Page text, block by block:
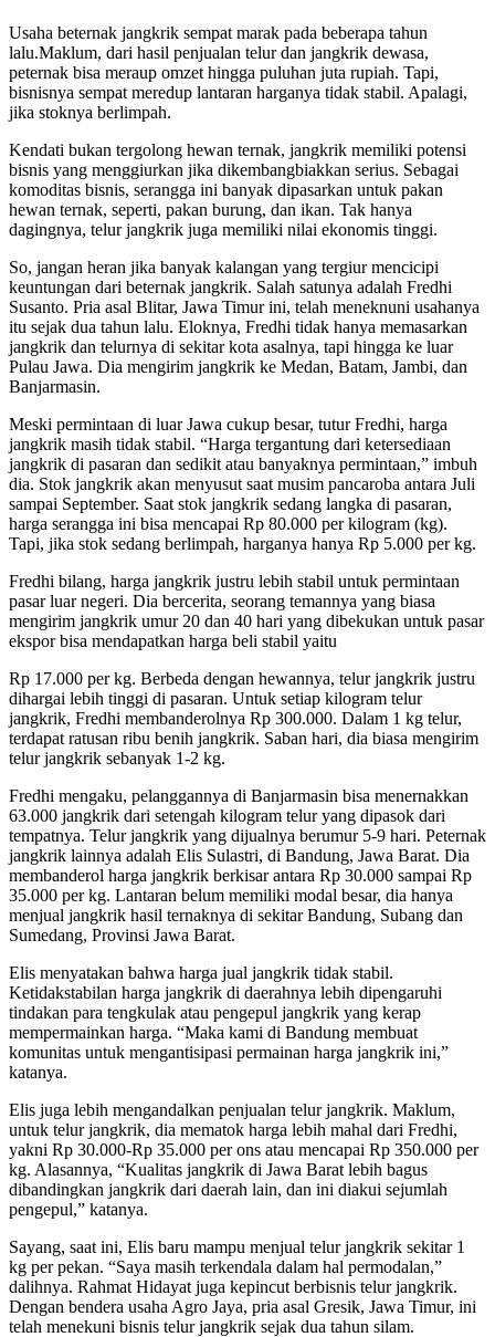
Usaha beternak jangkrik sempat marak pada beberapa tahun
lalu.Maklum, dari hasil penjualan telur dan jangkrik dewasa,
peternak bisa meraup omzet hingga puluhan juta rupiah. Tapi,
bisnisnya sempat meredup lantaran harganya tidak stabil. Apalagi,
jika stoknya berlimpah.
Kendati bukan tergolong hewan ternak, jangkrik memiliki potensi
bisnis yang menggiurkan jika dikembangbiakkan serius. Sebagai
komoditas bisnis, serangga ini banyak dipasarkan untuk pakan
hewan ternak, seperti, pakan burung, dan ikan. Tak hanya
dagingnya, telur jangkrik juga memiliki nilai ekonomis tinggi.
So, jangan heran jika banyak kalangan yang tergiur mencicipi
keuntungan dari beternak jangkrik. Salah satunya adalah Fredhi
Susanto. Pria asal Blitar, Jawa Timur ini, telah meneknuni usahanya
itu sejak dua tahun lalu. Eloknya, Fredhi tidak hanya memasarkan
jangkrik dan telurnya di sekitar kota asalnya, tapi hingga ke luar
Pulau Jawa. Dia mengirim jangkrik ke Medan, Batam, Jambi, dan
Banjarmasin.
Meski permintaan di luar Jawa cukup besar, tutur Fredhi, harga
jangkrik masih tidak stabil. “Harga tergantung dari ketersediaan
jangkrik di pasaran dan sedikit atau banyaknya permintaan,” imbuh
dia. Stok jangkrik akan menyusut saat musim pancaroba antara Juli
sampai September. Saat stok jangkrik sedang langka di pasaran,
harga serangga ini bisa mencapai Rp 80.000 per kilogram (kg).
Tapi, jika stok sedang berlimpah, harganya hanya Rp 5.000 per kg.
Fredhi bilang, harga jangkrik justru lebih stabil untuk permintaan
pasar luar negeri. Dia bercerita, seorang temannya yang biasa
mengirim jangkrik umur 20 dan 40 hari yang dibekukan untuk pasar
ekspor bisa mendapatkan harga beli stabil yaitu
Rp 17.000 per kg. Berbeda dengan hewannya, telur jangkrik justru
dihargai lebih tinggi di pasaran. Untuk setiap kilogram telur
jangkrik, Fredhi membanderolnya Rp 300.000. Dalam 1 kg telur,
terdapat ratusan ribu benih jangkrik. Saban hari, dia biasa mengirim
telur jangkrik sebanyak 1-2 kg.
Fredhi mengaku, pelanggannya di Banjarmasin bisa menernakkan
63.000 jangkrik dari setengah kilogram telur yang dipasok dari
tempatnya. Telur jangkrik yang dijualnya berumur 5-9 hari. Peternak
jangkrik lainnya adalah Elis Sulastri, di Bandung, Jawa Barat. Dia
membanderol harga jangkrik berkisar antara Rp 30.000 sampai Rp
35.000 per kg. Lantaran belum memiliki modal besar, dia hanya
menjual jangkrik hasil ternaknya di sekitar Bandung, Subang dan
Sumedang, Provinsi Jawa Barat.
Elis menyatakan bahwa harga jual jangkrik tidak stabil.
Ketidakstabilan harga jangkrik di daerahnya lebih dipengaruhi
tindakan para tengkulak atau pengepul jangkrik yang kerap
mempermainkan harga. “Maka kami di Bandung membuat
komunitas untuk mengantisipasi permainan harga jangkrik ini,”
katanya.
Elis juga lebih mengandalkan penjualan telur jangkrik. Maklum,
untuk telur jangkrik, dia mematok harga lebih mahal dari Fredhi,
yakni Rp 30.000-Rp 35.000 per ons atau mencapai Rp 350.000 per
kg. Alasannya, “Kualitas jangkrik di Jawa Barat lebih bagus
dibandingkan jangkrik dari daerah lain, dan ini diakui sejumlah
pengepul,” katanya.
Sayang, saat ini, Elis baru mampu menjual telur jangkrik sekitar 1
kg per pekan. “Saya masih terkendala dalam hal permodalan,”
dalihnya. Rahmat Hidayat juga kepincut berbisnis telur jangkrik.
Dengan bendera usaha Agro Jaya, pria asal Gresik, Jawa Timur, ini
telah menekuni bisnis telur jangkrik sejak dua tahun silam.